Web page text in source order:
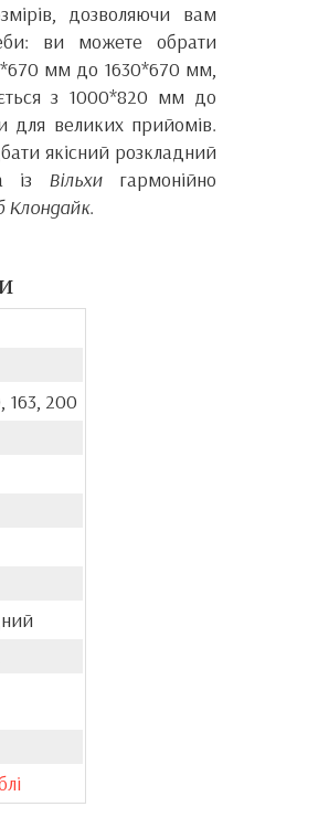
дозволяючи вам
ви можете обрати
мм до 1630*670 мм,
з 1000*820 мм до
для великих прийомів.
якісний розкладний
із Вільхи гармонійно
Клондайк.
163, 200